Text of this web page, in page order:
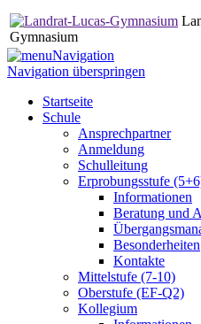
Gymnasium
Navigation
Navigation überspringen
Startseite
Schule
Ansprechpartner
Anmeldung
Schulleitung
Erprobungsstufe
Informationen
Beratung und
Besonderheiten
Kontakte
Mittelstufe (7-10)
Oberstufe (EF-Q2)
Kollegium